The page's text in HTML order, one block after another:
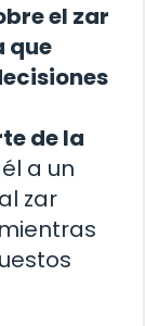
el zar
que
de la
a un
zar